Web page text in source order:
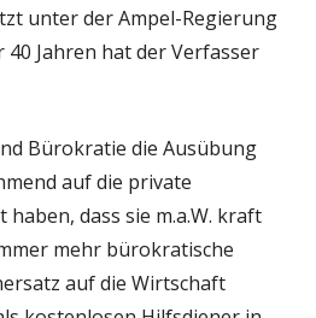
unter der Ampel-Regierung
40 Jahren hat der Verfasser
Bürokratie die Ausübung
auf die private
dass sie m.a.W. kraft
mehr bürokratische
auf die Wirtschaft